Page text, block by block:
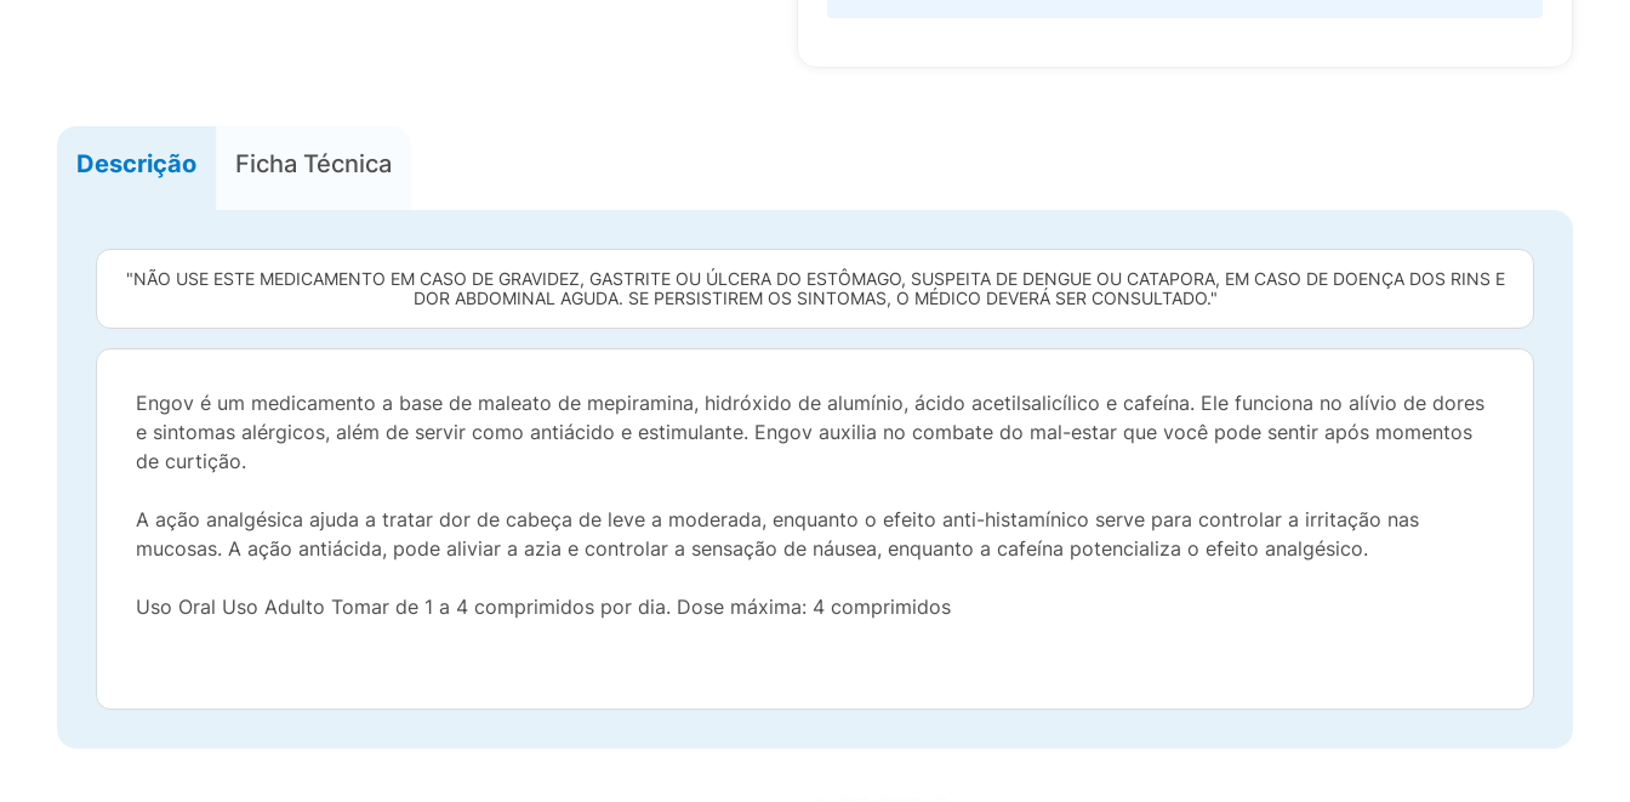
Descrição Ficha Técnica
"NÃO USE ESTE MEDICAMENTO EM CASO DE GRAVIDEZ, GASTRITE OU ÚLCERA DO ESTÔMAGO, SUSPEITA DE DENGUE OU CATAPORA, EM CASO DE DOENÇA DOS RINS E
DOR ABDOMINAL AGUDA. SE PERSISTIREM OS SINTOMAS, O MÉDICO DEVERÁ SER CONSULTADO."
Engov é um medicamento a base de maleato de mepiramina, hidróxido de alumínio, ácido acetilsalicílico e cafeína. Ele funciona no alívio de dores
e sintomas alérgicos, além de servir como antiácido e estimulante. Engov auxilia no combate do mal-estar que você pode sentir após momentos
de curtição.
A ação analgésica ajuda a tratar dor de cabeça de leve a moderada, enquanto o efeito anti-histamínico serve para controlar a irritação nas
mucosas. A ação antiácida, pode aliviar a azia e controlar a sensação de náusea, enquanto a cafeína potencializa o efeito analgésico.
Uso Oral Uso Adulto Tomar de 1 a 4 comprimidos por dia. Dose máxima: 4 comprimidos